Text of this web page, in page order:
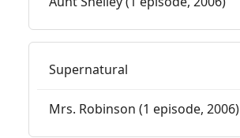
Supernatural
Mrs. Robinson (1 episode, 2006)